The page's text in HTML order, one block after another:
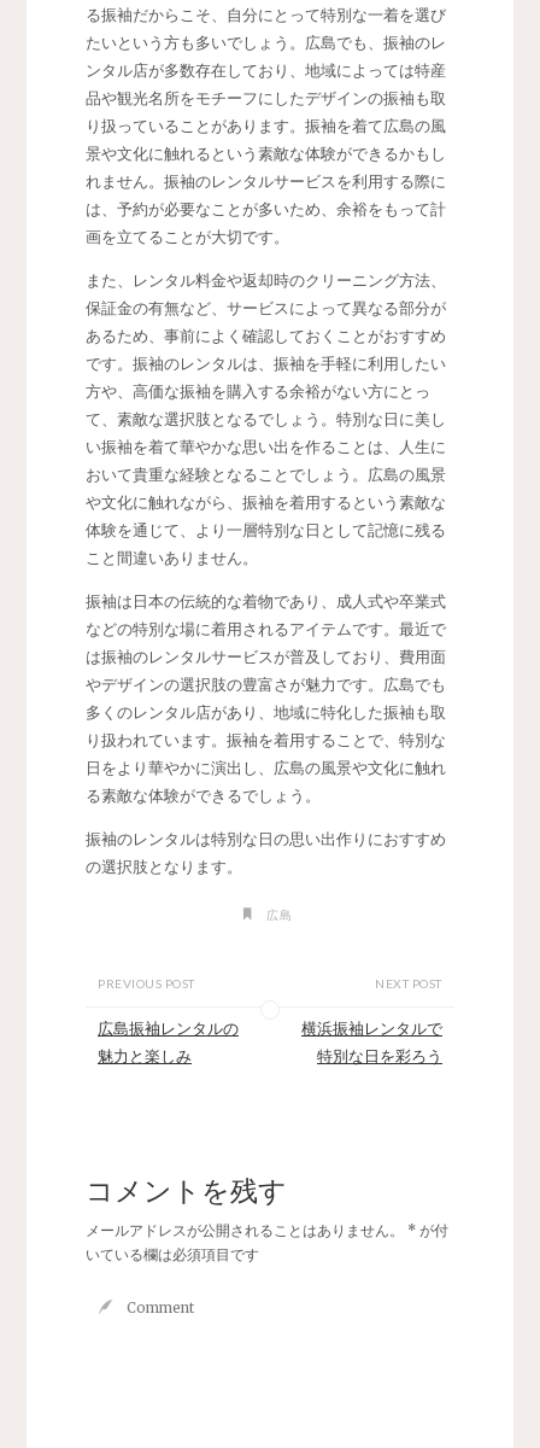
る振袖だからこそ、自分にとって特別な一着を選び
たいという方も多いでしょう。広島でも、振袖のレ
ンタル店が多数存在しており、地域によっては特産
品や観光名所をモチーフにしたデザインの振袖も取
り扱っていることがあります。振袖を着て広島の風
景や文化に触れるという素敵な体験ができるかもし
れません。振袖のレンタルサービスを利用する際に
は、予約が必要なことが多いため、余裕をもって計
画を立てることが大切です。
また、レンタル料金や返却時のクリーニング方法、
保証金の有無など、サービスによって異なる部分が
あるため、事前によく確認しておくことがおすすめ
です。振袖のレンタルは、振袖を手軽に利用したい
方や、高価な振袖を購入する余裕がない方にとっ
て、素敵な選択肢となるでしょう。特別な日に美し
い振袖を着て華やかな思い出を作ることは、人生に
おいて貴重な経験となることでしょう。広島の風景
や文化に触れながら、振袖を着用するという素敵な
体験を通じて、より一層特別な日として記憶に残る
こと間違いありません。
振袖は日本の伝統的な着物であり、成人式や卒業式
などの特別な場に着用されるアイテムです。最近で
は振袖のレンタルサービスが普及しており、費用面
やデザインの選択肢の豊富さが魅力です。広島でも
多くのレンタル店があり、地域に特化した振袖も取
り扱われています。振袖を着用することで、特別な
日をより華やかに演出し、広島の風景や文化に触れ
る素敵な体験ができるでしょう。
振袖のレンタルは特別な日の思い出作りにおすすめ
の選択肢となります。
広島
PREVIOUS POST
広島振袖レンタルの
魅力と楽しみ
NEXT POST
横浜振袖レンタルで
特別な日を彩ろう
コメントを残す
メールアドレスが公開されることはありません。 *が付
いている欄は必須項目です